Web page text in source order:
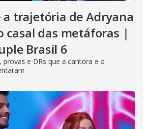
a trajetória de Adryana
casal das metáforas |
Brasil 6
provas e DRs que a cantora e o